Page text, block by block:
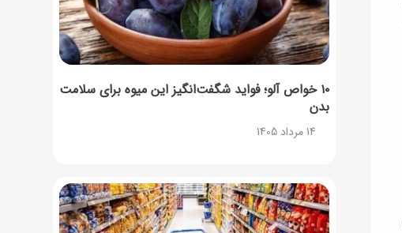
۱۰ خواص آلو؛ فواید شگفت‌انگیز این میوه برای سلامت
بدن
14 مرداد 1405